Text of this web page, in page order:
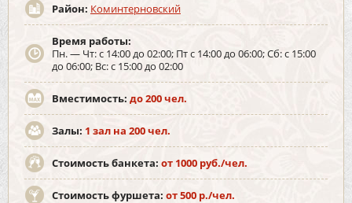
Район: Коминтерновский
Время работы:
Пн. — Чт: с 14:00 до 02:00; Пт с 14:00 до 06:00; Сб: с 15:00
до 06:00; Вс: с 15:00 до 02:00
Вместимость: до 200 чел.
Залы: 1 зал на 200 чел.
Стоимость банкета: от 1000 руб./чел.
Стоимость фуршета: от 500 р./чел.